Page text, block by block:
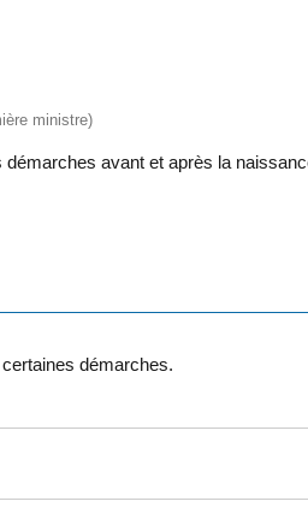
ministre)
avant et après la
démarches.